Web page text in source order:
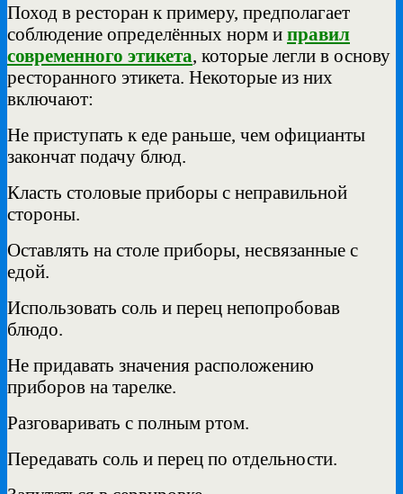
Поход в ресторан к примеру, предполагает
соблюдение определённых норм и правил
современного этикета, которые легли в основу
ресторанного этикета. Некоторые из них
включают:
Не приступать к еде раньше, чем официанты
закончат подачу блюд.
Класть столовые приборы с неправильной
стороны.
Оставлять на столе приборы, несвязанные с
едой.
Использовать соль и перец непопробовав
блюдо.
Не придавать значения расположению
приборов на тарелке.
Разговаривать с полным ртом.
Передавать соль и перец по отдельности.